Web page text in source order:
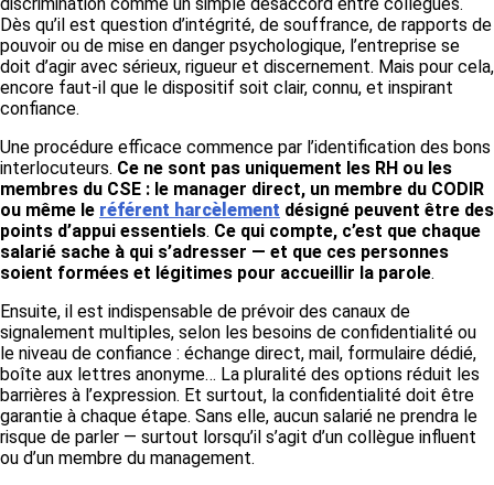
Dès qu’il est question d’intégrité, de souffrance, de rapports de
pouvoir ou de mise en danger psychologique, l’entreprise se
doit d’agir avec sérieux, rigueur et discernement. Mais pour cela,
encore faut-il que le dispositif soit clair, connu, et inspirant
confiance.
Une procédure efficace commence par l’identification des bons
interlocuteurs. Ce ne sont pas uniquement les RH ou les
membres du CSE : le manager direct, un membre du CODIR
ou même le référent harcèlement désigné peuvent être des
points d’appui essentiels. Ce qui compte, c’est que chaque
salarié sache à qui s’adresser — et que ces personnes
soient formées et légitimes pour accueillir la parole.
Ensuite, il est indispensable de prévoir des canaux de
signalement multiples, selon les besoins de confidentialité ou
le niveau de confiance : échange direct, mail, formulaire dédié,
boîte aux lettres anonyme… La pluralité des options réduit les
barrières à l’expression. Et surtout, la confidentialité doit être
garantie à chaque étape. Sans elle, aucun salarié ne prendra le
risque de parler — surtout lorsqu’il s’agit d’un collègue influent
ou d’un membre du management.